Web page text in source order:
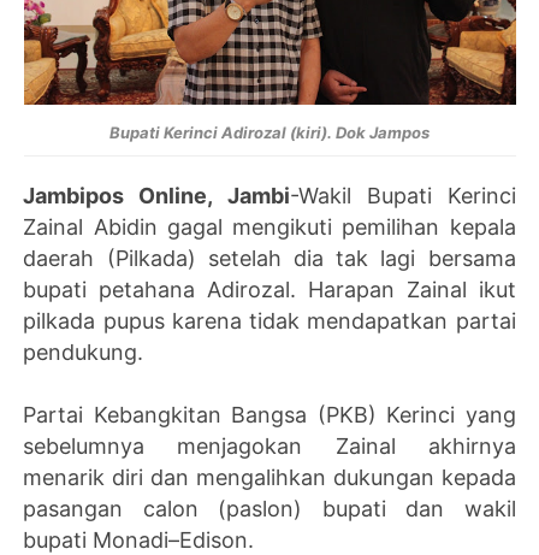
Bupati Kerinci Adirozal (kiri). Dok Jampos
Jambipos Online, Jambi-Wakil Bupati Kerinci
Zainal Abidin gagal mengikuti pemilihan kepala
daerah (Pilkada) setelah dia tak lagi bersama
bupati petahana Adirozal. Harapan Zainal ikut
pilkada pupus karena tidak mendapatkan partai
pendukung.
Partai Kebangkitan Bangsa (PKB) Kerinci yang
sebelumnya menjagokan Zainal akhirnya
menarik diri dan mengalihkan dukungan kepada
pasangan calon (paslon) bupati dan wakil
bupati Monadi–Edison.